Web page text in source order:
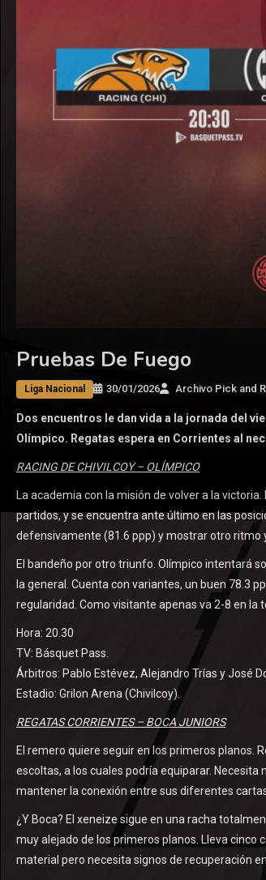
Pruebas De Fuego
Liga Nacional 30/01/2026 Archivo Pick and
Dos encuentros le dan vida a la jornada del
Olímpico. Regatas espera en Corrientes al
RACING DE CHIVILCOY – OLÍMPICO
La academia con la misión de volver a la
partidos, y se encuentra ante último en las
defensivamente (81.6 ppp) y mostrar otro ritmo
El bandeño por otro triunfo. Olímpico intentará
la general. Cuenta con variantes, un buen 78.3
regularidad. Como visitante apenas va 2-8 en la
Hora: 20.30
TV: Básquet Pass.
Árbitros: Pablo Estévez, Alejandro Trías y José
Estadio: Grilon Arena (Chivilcoy).
REGATAS CORRIENTES – BOCA JUNIORS
El remero quiere seguir en los primeros planos.
escoltas, a los cuales podría equiparar.
mantener la conexión entre sus diferentes
¿Y Boca? El xeneize sigue en una racha
muy alejado de los primeros planos. Lleva
material pero necesita signos de recuperación